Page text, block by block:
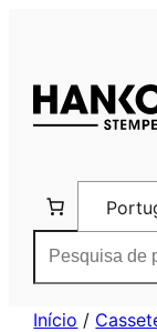
conteúdo
Início /